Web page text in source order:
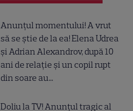
Anunțul momentului! A vrut
să se știe de la ea! Elena Udrea
și Adrian Alexandrov, după 10
ani de relație și un copil rupt
din soare au...
Doliu la TV! Anunțul tragic al